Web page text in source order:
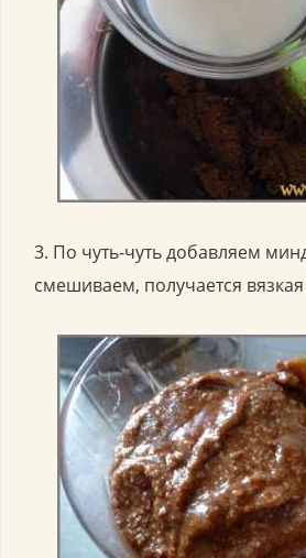
3. По чуть-чуть добавляем
смешиваем, получается